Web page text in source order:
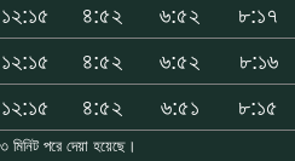
১২:১৫ ৪:৫২ ৬:৫২
৮:১৭
১২:১৫ ৪:৫২ ৬:৫২
৮:১৬
১২:১৫ ৪:৫২ ৬:৫১ ৮:১৫
মিনিট পরে দেয়া হয়েছে।